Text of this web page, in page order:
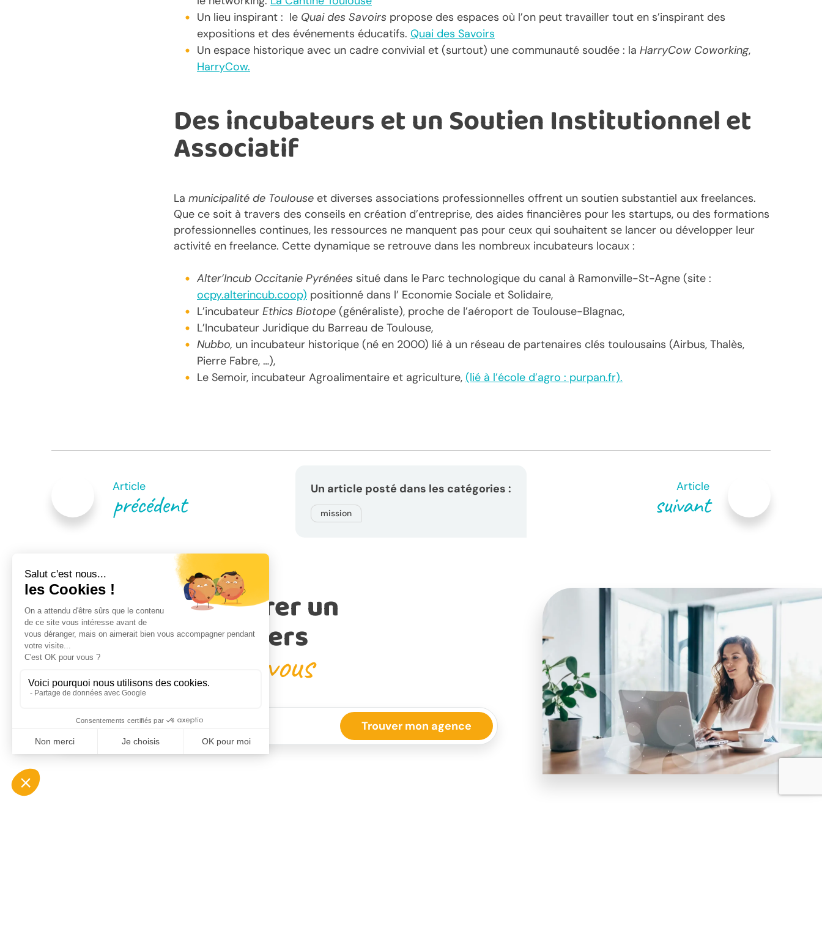
Un lieu inspirant : le Quai des Savoirs propose des espaces où l’on peut travailler tout en s’inspirant des
expositions et des événements éducatifs. Quai des Savoirs
Un espace historique avec un cadre convivial et (surtout) une communauté soudée : la HarryCow Coworking,
HarryCow.
Des incubateurs et un Soutien Institutionnel et
Associatif
La municipalité de Toulouse et diverses associations professionnelles offrent un soutien substantiel aux freelances.
Que ce soit à travers des conseils en création d’entreprise, des aides financières pour les startups, ou des formations
professionnelles continues, les ressources ne manquent pas pour ceux qui souhaitent se lancer ou développer leur
activité en freelance. Cette dynamique se retrouve dans les nombreux incubateurs locaux :
Alter’Incub Occitanie Pyrénées situé dans le Parc technologique du canal à Ramonville-St-Agne (site :
ocpy.alterincub.coop) positionné dans l’ Economie Sociale et Solidaire,
L’incubateur Ethics Biotope (généraliste), proche de l’aéroport de Toulouse-Blagnac,
L’Incubateur Juridique du Barreau de Toulouse,
Nubbo, un incubateur historique (né en 2000) lié à un réseau de partenaires clés toulousains (Airbus, Thalès,
Pierre Fabre, …),
Le Semoir, incubateur Agroalimentaire et agriculture, (lié à l’école d’agro : purpan.fr).
Un article posté dans les catégories :
mission
Navigation
l’article
Article
précédent
Article
suivant
Venez rencontrer un
de nos conseillers
proche de chez vous